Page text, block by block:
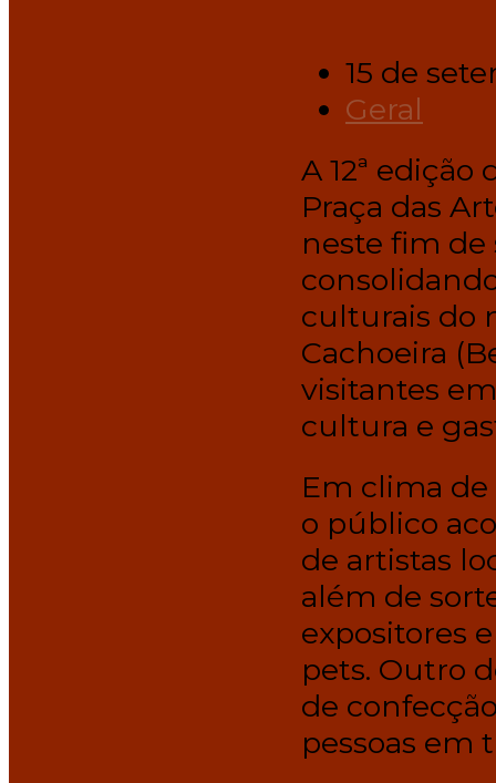
15 de
Geral
A 12ª
Praça das
neste fim de
culturais do
Cachoeira
visitantes
cultura e
Em clima de
o público
de artistas
além de
expositores
pets. Outro
de
pessoas em